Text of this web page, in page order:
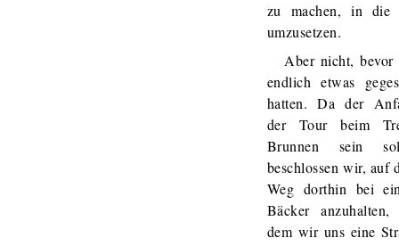
zu machen, in die
umzusetzen.
Aber nicht,
endlich etwas
hatten. Da der
der Tour beim
Brunnen sein
beschlossen wir, auf
Weg dorthin bei
Bäcker anzuhalten,
dem wir uns eine